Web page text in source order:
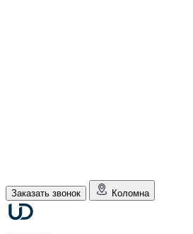
Заказать звонок Коломна